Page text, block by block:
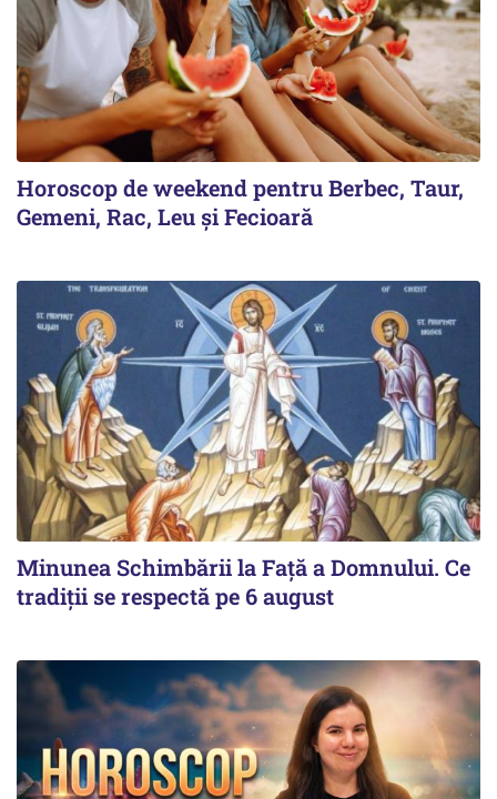
Horoscop de weekend pentru Berbec, Taur,
Gemeni, Rac, Leu și Fecioară
Minunea Schimbării la Față a Domnului. Ce
tradiții se respectă pe 6 august